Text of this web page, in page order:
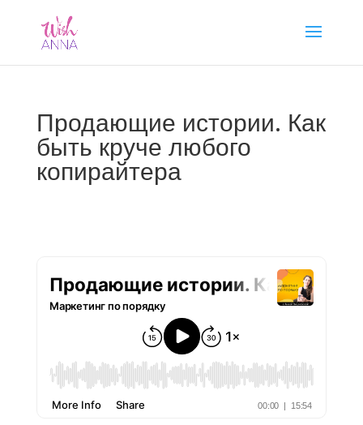
Продающие истории. Как
быть круче любого
копирайтера